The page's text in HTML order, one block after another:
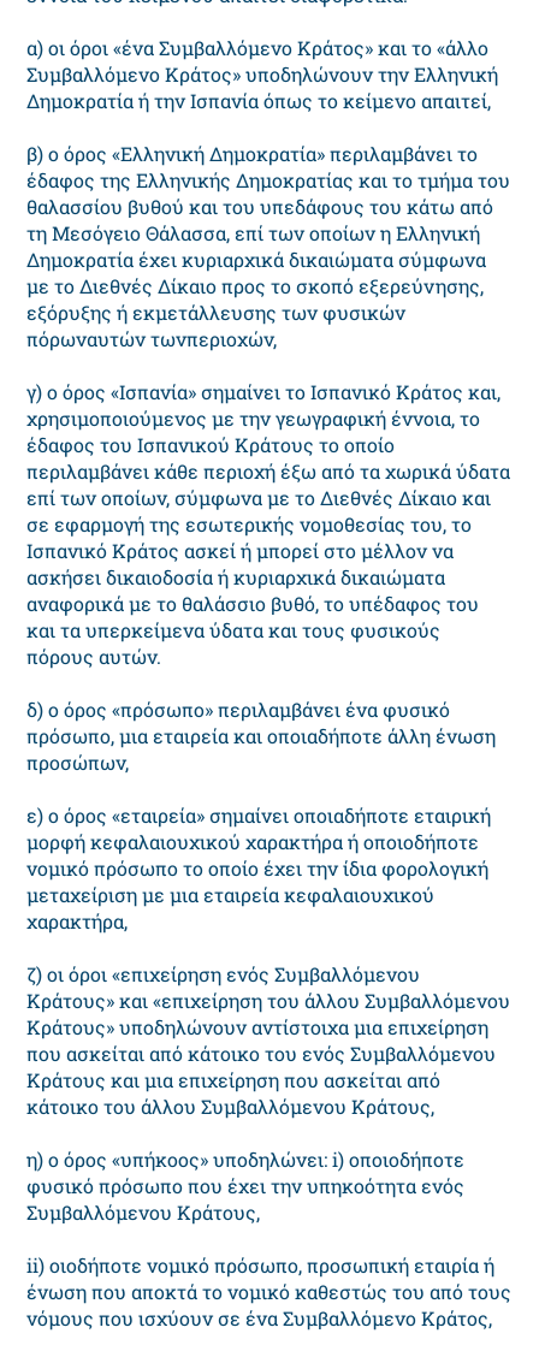
α) οι όροι «ένα Συμβαλλόμενο Κράτος» και το «άλλο
Συμβαλλόμενο Κράτος» υποδηλώνουν την Ελληνική
Δημοκρατία ή την Ισπανία όπως το κείμενο απαιτεί,
β) ο όρος «Ελληνική Δημοκρατία» περιλαμβάνει το
έδαφος της Ελληνικής Δημοκρατίας και το τμήμα του
θαλασσίου βυθού και του υπεδάφους του κάτω από
τη Μεσόγειο Θάλασσα, επί των οποίων η Ελληνική
Δημοκρατία έχει κυριαρχικά δικαιώματα σύμφωνα
με το Διεθνές Δίκαιο προς το σκοπό εξερεύνησης,
εξόρυξης ή εκμετάλλευσης των φυσικών
πόρωναυτών τωνπεριοχών,
γ) ο όρος «Ισπανία» σημαίνει το Ισπανικό Κράτος και,
χρησιμοποιούμενος με την γεωγραφική έννοια, το
έδαφος του Ισπανικού Κράτους το οποίο
περιλαμβάνει κάθε περιοχή έξω από τα χωρικά ύδατα
επί των οποίων, σύμφωνα με το Διεθνές Δίκαιο και
σε εφαρμογή της εσωτερικής νομοθεσίας του, το
Ισπανικό Κράτος ασκεί ή μπορεί στο μέλλον να
ασκήσει δικαιοδοσία ή κυριαρχικά δικαιώματα
αναφορικά με το θαλάσσιο βυθό, το υπέδαφος του
και τα υπερκείμενα ύδατα και τους φυσικούς
πόρους αυτών.
δ) ο όρος «πρόσωπο» περιλαμβάνει ένα φυσικό
πρόσωπο, μια εταιρεία και οποιαδήποτε άλλη ένωση
προσώπων,
ε) ο όρος «εταιρεία» σημαίνει οποιαδήποτε εταιρική
μορφή κεφαλαιουχικού χαρακτήρα ή οποιοδήποτε
νομικό πρόσωπο το οποίο έχει την ίδια φορολογική
μεταχείριση με μια εταιρεία κεφαλαιουχικού
χαρακτήρα,
ζ) οι όροι «επιχείρηση ενός Συμβαλλόμενου
Κράτους» και «επιχείρηση του άλλου Συμβαλλόμενου
Κράτους» υποδηλώνουν αντίστοιχα μια επιχείρηση
που ασκείται από κάτοικο του ενός Συμβαλλόμενου
Κράτους και μια επιχείρηση που ασκείται από
κάτοικο του άλλου Συμβαλλόμενου Κράτους,
η) ο όρος «υπήκοος» υποδηλώνει: i) οποιοδήποτε
φυσικό πρόσωπο που έχει την υπηκοότητα ενός
Συμβαλλόμενου Κράτους,
ii) οιοδήποτε νομικό πρόσωπο, προσωπική εταιρία ή
ένωση που αποκτά το νομικό καθεστώς του από τους
νόμους που ισχύουν σε ένα Συμβαλλόμενο Κράτος,